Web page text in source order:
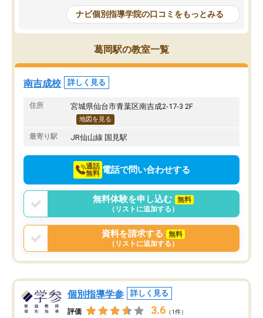
教室は少し狭い印象なので夜の時間帯
など生徒さんが多い時間帯は手狭では
ないかな？と感じます。
また駅前にあるのでアクセスは良いで
すが駐車場がないのでお迎えの際に近
隣のコインパーキングを利用または路
上駐車をするしかない点が少し不便で
方を丁寧に教えてくださ
が深まっていると感じま
熱心で、一人ひとりの苦
前より勉強に前向きに取
りたいと思える塾です。
ナビ個別指導学院の口コミをもっとみる
葛岡駅の教室一覧
南吉成校 詳しく見る
住所 宮城県仙台市青葉区南吉成2-17-3 2F
地図を見る
最寄り駅 JR仙山線 国見駅
通話
無料 電話で問い合わせする
無料体験を申し込む
無料
（リストに追加する）
資料を請求する
無料
（リストに追加する）
個別指導学参 詳しく見る
評価 3.6 （1件）